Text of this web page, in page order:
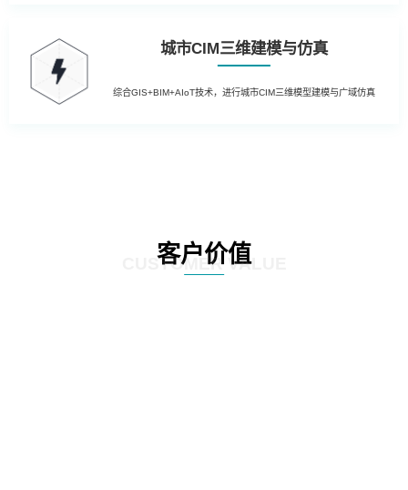
城市CIM三维建模与仿真
综合GIS+BIM+AIoT技术，进行城市CIM三维模型建模与广域仿真
客户价值
CUSTOMER VALUE